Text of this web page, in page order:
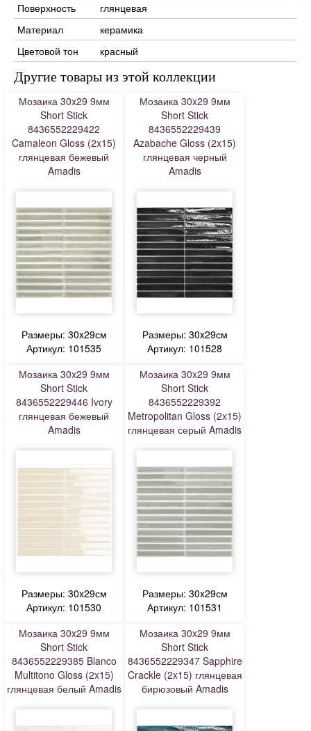
Поверхность
глянцевая
Материал
керамика
Цветовой тон
красный
Другие товары из этой коллекции
Мозаика 30x29 9мм
Short Stick
8436552229422
Camaleon Gloss (2x15)
глянцевая бежевый
Amadis
Размеры: 30x29см
Артикул: 101535
Мозаика 30x29 9мм
Short Stick
8436552229439
Azabache Gloss (2x15)
глянцевая черный
Amadis
Размеры: 30x29см
Артикул: 101528
Мозаика 30x29 9мм
Short Stick
8436552229446 Ivory
глянцевая бежевый
Amadis
Размеры: 30x29см
Артикул: 101530
Мозаика 30x29 9мм
Short Stick
8436552229392
Metropolitan Gloss (2x15)
глянцевая серый Amadis
Размеры: 30x29см
Артикул: 101531
Мозаика 30x29 9мм
Short Stick
8436552229385 Blanco
Multitono Gloss (2x15)
глянцевая белый Amadis
Мозаика 30x29 9мм
Short Stick
8436552229347 Sapphire
Crackle (2x15) глянцевая
бирюзовый Amadis